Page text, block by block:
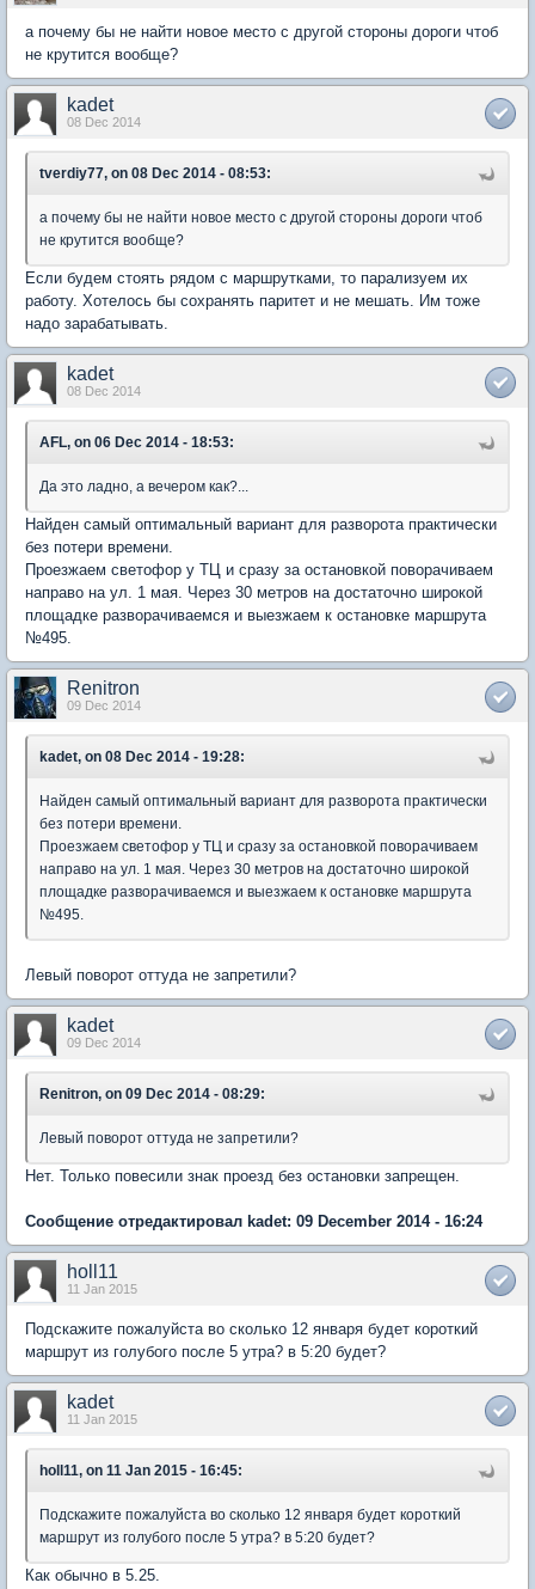
а почему бы не найти новое место с другой стороны дороги чтоб
не крутится вообще?
kadet
08 Dec 2014
tverdiy77, on 08 Dec 2014 - 08:53:
а почему бы не найти новое место с другой стороны дороги чтоб
не крутится вообще?
Если будем стоять рядом с маршрутками, то парализуем их
работу. Хотелось бы сохранять паритет и не мешать. Им тоже
надо зарабатывать.
kadet
08 Dec 2014
AFL, on 06 Dec 2014 - 18:53:
Да это ладно, а вечером как?...
Найден самый оптимальный вариант для разворота практически
без потери времени.
Проезжаем светофор у ТЦ и сразу за остановкой поворачиваем
направо на ул. 1 мая. Через 30 метров на достаточно широкой
площадке разворачиваемся и выезжаем к остановке маршрута
№495.
Renitron
09 Dec 2014
kadet, on 08 Dec 2014 - 19:28:
Найден самый оптимальный вариант для разворота практически
без потери времени.
Проезжаем светофор у ТЦ и сразу за остановкой поворачиваем
направо на ул. 1 мая. Через 30 метров на достаточно широкой
площадке разворачиваемся и выезжаем к остановке маршрута
№495.
Левый поворот оттуда не запретили?
kadet
09 Dec 2014
Renitron, on 09 Dec 2014 - 08:29:
Левый поворот оттуда не запретили?
Нет. Только повесили знак проезд без остановки запрещен.
Сообщение отредактировал kadet: 09 December 2014 - 16:24
holl11
11 Jan 2015
Подскажите пожалуйста во сколько 12 января будет короткий
маршрут из голубого после 5 утра? в 5:20 будет?
kadet
11 Jan 2015
holl11, on 11 Jan 2015 - 16:45:
Подскажите пожалуйста во сколько 12 января будет короткий
маршрут из голубого после 5 утра? в 5:20 будет?
Как обычно в 5.25.